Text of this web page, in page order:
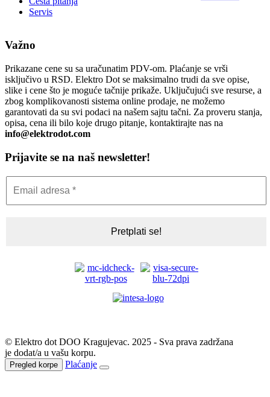
Servis
Važno
Prikazane cene su sa uračunatim PDV-om. Plaćanje se vrši
isključivo u RSD. Elektro Dot se maksimalno trudi da sve opise,
slike i cene što je moguće tačnije prikaže. Uključujući sve resurse, a
zbog komplikovanosti sistema online prodaje, ne možemo
garantovati da su svi podaci na našem sajtu tačni. Za proveru stanja,
opisa, cena ili bilo koje drugo pitanje, kontaktirajte nas na
info@elektrodot.com
Prijavite se na naš newsletter!
© Elektro dot DOO Kragujevac. 2025 - Sva prava zadržana
je dodat/a u vašu korpu.
Pregled korpe Plaćanje